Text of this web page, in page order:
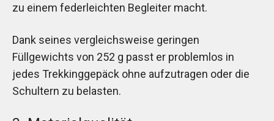
zu einem federleichten Begleiter macht.
Dank seines vergleichsweise geringen
Füllgewichts von 252 g passt er problemlos in
jedes Trekkinggepäck ohne aufzutragen oder die
Schultern zu belasten.